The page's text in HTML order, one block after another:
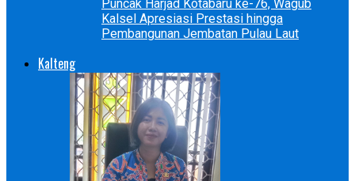
Puncak Harjad Kotabaru ke-76, Wagub
Kalsel Apresiasi Prestasi hingga
Pembangunan Jembatan Pulau Laut
Kalteng